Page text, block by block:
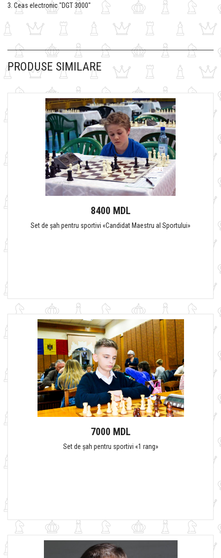
3. Ceas electronic "DGT 3000"
PRODUSE SIMILARE
8400 MDL
Set de șah pentru sportivi «Candidat Maestru al Sportului»
7000 MDL
Set de șah pentru sportivi «1 rang»